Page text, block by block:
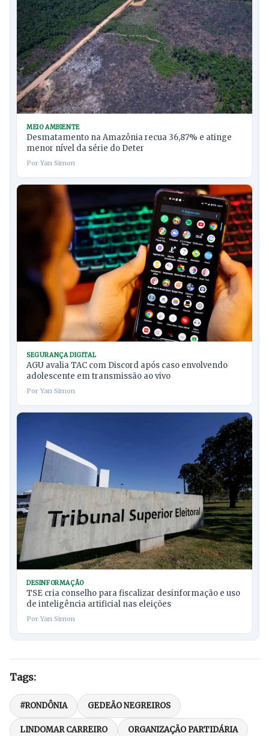
MEIO AMBIENTE
Desmatamento na Amazônia recua 36,87% e atinge
menor nível da série do Deter
Por Yan Simon
SEGURANÇA DIGITAL
AGU avalia TAC com Discord após caso envolvendo
adolescente em transmissão ao vivo
Por Yan Simon
DESINFORMAÇÃO
TSE cria conselho para fiscalizar desinformação e uso
de inteligência artificial nas eleições
Por Yan Simon
Tags:
#RONDÔNIA GEDEÃO NEGREIROS
LINDOMAR CARREIRO ORGANIZAÇÃO PARTIDÁRIA